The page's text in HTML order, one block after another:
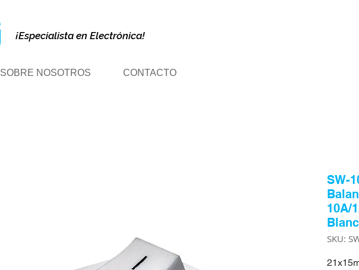
¡Especialista en Electrónica!
SOBRE NOSOTROS CONTACTO
SW-
10A/
SKU: